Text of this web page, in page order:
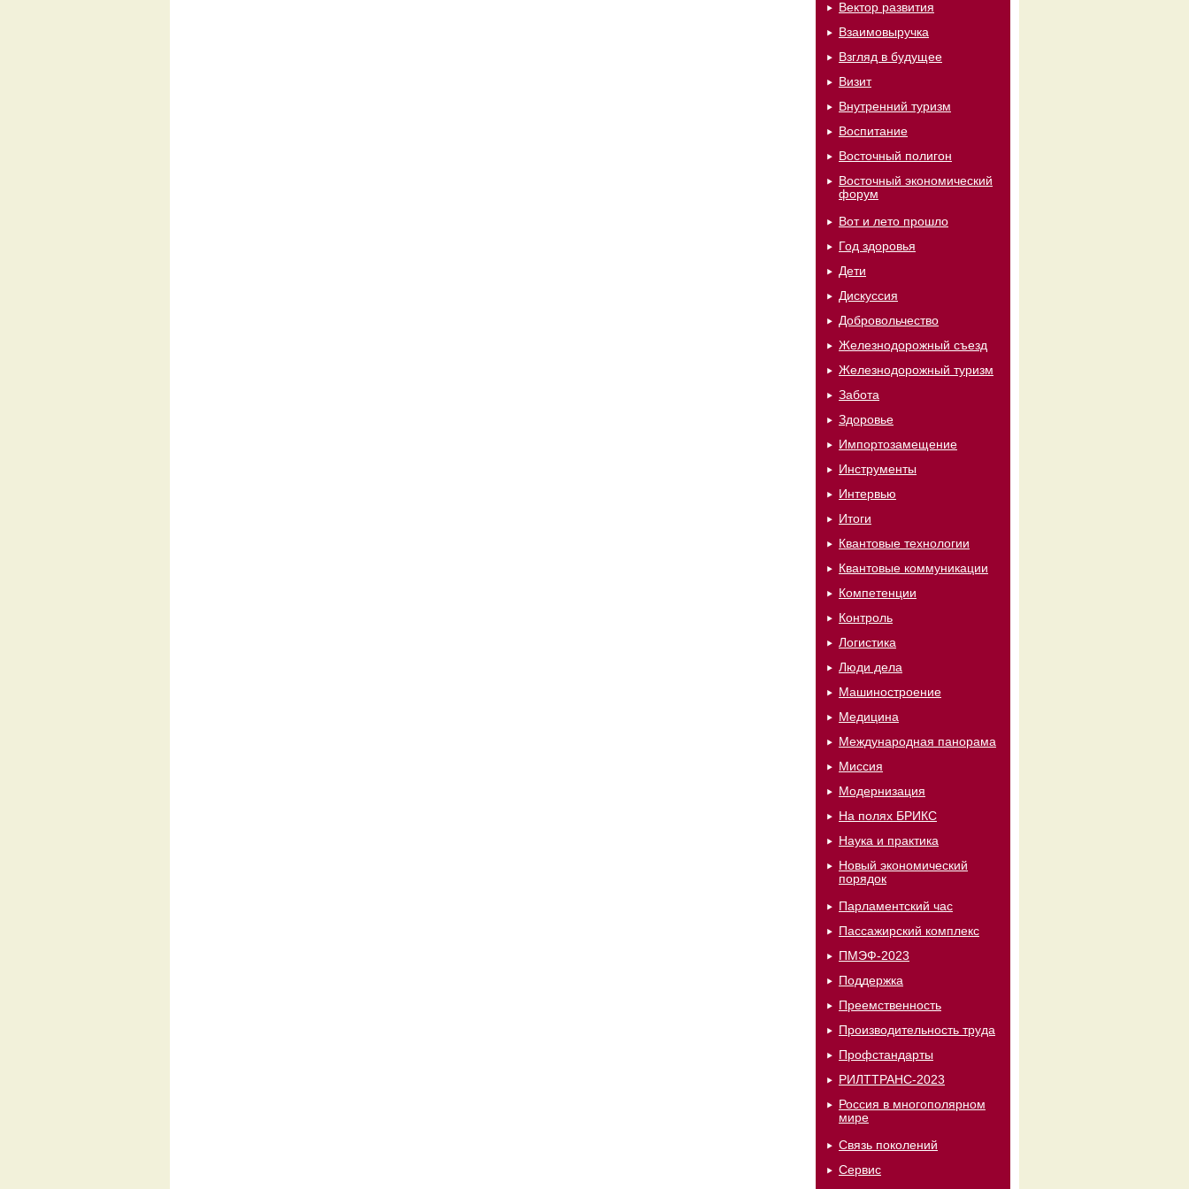
Вектор развития
Взаимовыручка
Взгляд в будущее
Визит
Внутренний туризм
Воспитание
Восточный полигон
Восточный экономический
форум
Вот и лето прошло
Год здоровья
Дети
Дискуссия
Добровольчество
Железнодорожный съезд
Железнодорожный туризм
Забота
Здоровье
Импортозамещение
Инструменты
Интервью
Итоги
Квантовые технологии
Квантовые коммуникации
Компетенции
Контроль
Логистика
Люди дела
Машиностроение
Медицина
Международная панорама
Миссия
Модернизация
На полях БРИКС
Наука и практика
Новый экономический
порядок
Парламентский час
Пассажирский комплекс
ПМЭФ-2023
Поддержка
Преемственность
Производительность труда
Профстандарты
РИЛТТРАНС-2023
Россия в многополярном
мире
Связь поколений
Сервис